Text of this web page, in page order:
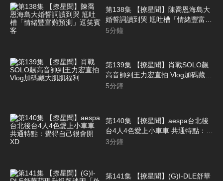
第138集 【撩星聞】陳喬恩海島大
婚誓詞讀到哭 尪吐槽「情緒豐富難
預測」逗笑賓客
5分鐘
第139集 【撩星聞】肖戰SOLO飆
高音帥到王力宏直拍 Vlog加碼藏大
肌肌福利
5分鐘
第140集 【撩星聞】aespa台北後
台4人4色愛上小車車 共通特點：覺
得自己很會開XD
3分鐘
第141集 【撩星聞】(G)I-DLE舒華